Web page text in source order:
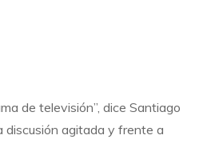
de televisión”, dice Santiago
discusión agitada y frente a